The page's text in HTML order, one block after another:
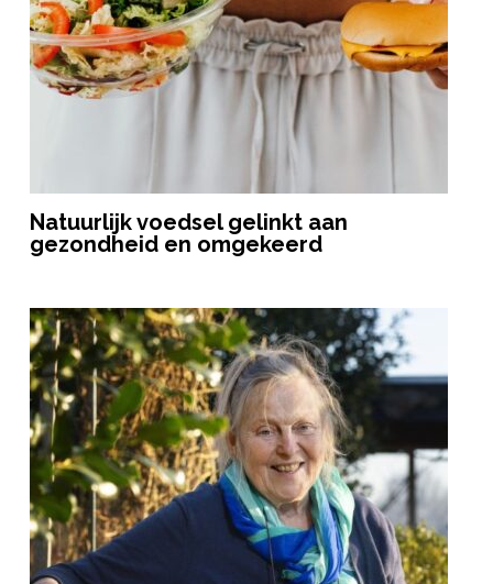
Natuurlijk voedsel gelinkt aan
gezondheid en omgekeerd